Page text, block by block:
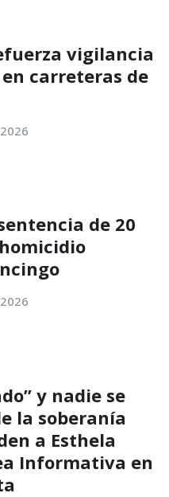
vigilancia
carreteras de
de 20
y nadie se
la soberanía
a Esthela
Informativa en